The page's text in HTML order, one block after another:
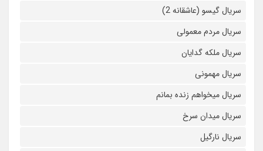
سریال گیسو (عاشقانه 2)
سریال مردم معمولی
سریال ملکه گدایان
سریال مهمونی
سریال میخواهم زنده بمانم
سریال میدان سرخ
سریال نارگیل